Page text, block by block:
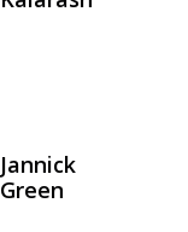
Jannick
Green